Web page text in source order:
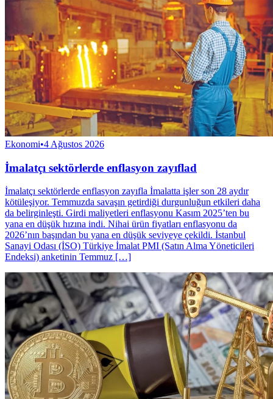
Ekonomi•4 Ağustos 2026
İmalatçı sektörlerde enflasyon zayıflad
İmalatçı sektörlerde enflasyon zayıfla İmalatta işler son 28 aydır
kötüleşiyor. Temmuzda savaşın getirdiği durgunluğun etkileri daha
da belirginleşti. Girdi maliyetleri enflasyonu Kasım 2025’ten bu
yana en düşük hızına indi. Nihai ürün fiyatları enflasyonu da
2026’nın başından bu yana en düşük seviyeye çekildi. İstanbul
Sanayi Oda­sı (İSO) Türkiye İmalat PMI (Satın Alma Yöne­ticileri
Endeksi) anketinin Temmuz […]